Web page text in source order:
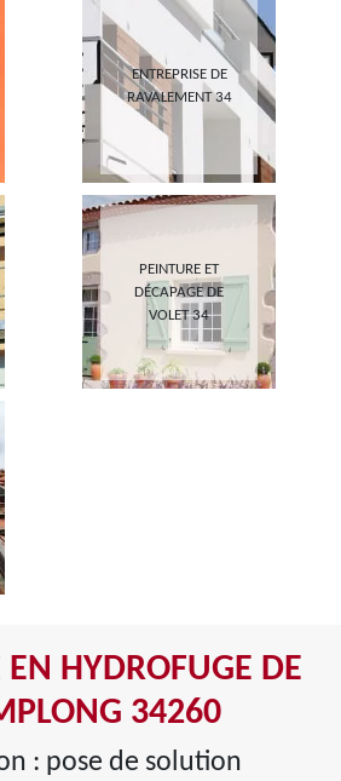
ENTREPRISE DE
RAVALEMENT 34
PEINTURE ET
DÉCAPAGE DE
VOLET 34
EN HYDROFUGE DE
34260
: pose de solution